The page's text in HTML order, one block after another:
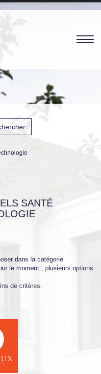
SANTÉ
dans la catégorie
le moment , plusieurs options
de critères.